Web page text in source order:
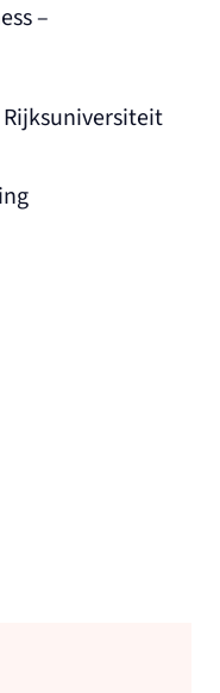
–
Rijksuniversiteit